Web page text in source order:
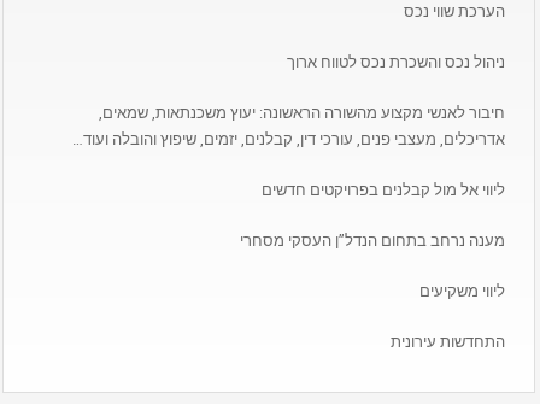
הערכת שווי נכס
ניהול נכס והשכרת נכס לטווח ארוך
חיבור לאנשי מקצוע מהשורה הראשונה: יעוץ משכנתאות, שמאים,
אדריכלים, מעצבי פנים, עורכי דין, קבלנים, יזמים, שיפוץ והובלה ועוד…
ליווי אל מול קבלנים בפרויקטים חדשים
מענה נרחב בתחום הנדל”ן העסקי מסחרי
ליווי משקיעים
התחדשות עירונית